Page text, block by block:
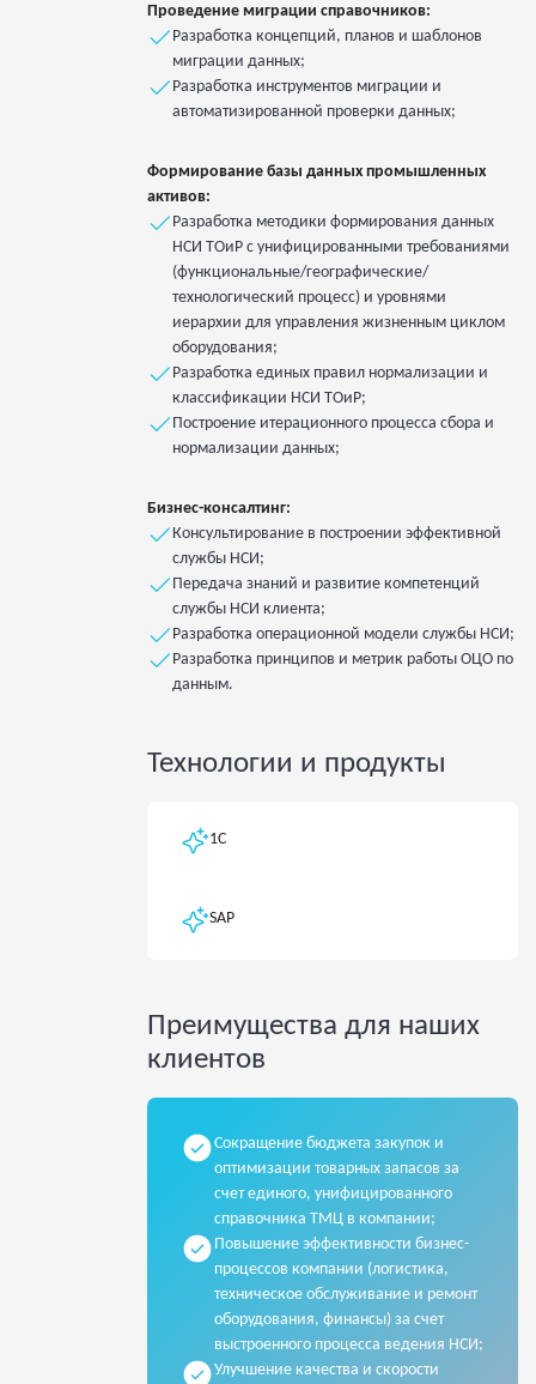
Проведение миграции справочников:
Разработка концепций, планов и шаблонов
миграции данных;
Разработка инструментов миграции и
автоматизированной проверки данных;
Формирование базы данных промышленных
активов:
Разработка методики формирования данных
НСИ ТОиР с унифицированными требованиями
(функциональные/географические/
технологический процесс) и уровнями
иерархии для управления жизненным циклом
оборудования;
Разработка единых правил нормализации и
классификации НСИ ТОиР;
Построение итерационного процесса сбора и
нормализации данных;
Бизнес-консалтинг:
Консультирование в построении эффективной
службы НСИ;
Передача знаний и развитие компетенций
службы НСИ клиента;
Разработка операционной модели службы НСИ;
Разработка принципов и метрик работы ОЦО по
данным.
Технологии и продукты
1C
SAP
Преимущества для наших
клиентов
Сокращение бюджета закупок и
оптимизации товарных запасов за
счет единого, унифицированного
справочника ТМЦ в компании;
Повышение эффективности бизнес-
процессов компании (логистика,
техническое обслуживание и ремонт
оборудования, финансы) за счет
выстроенного процесса ведения НСИ;
Улучшение качества и скорости